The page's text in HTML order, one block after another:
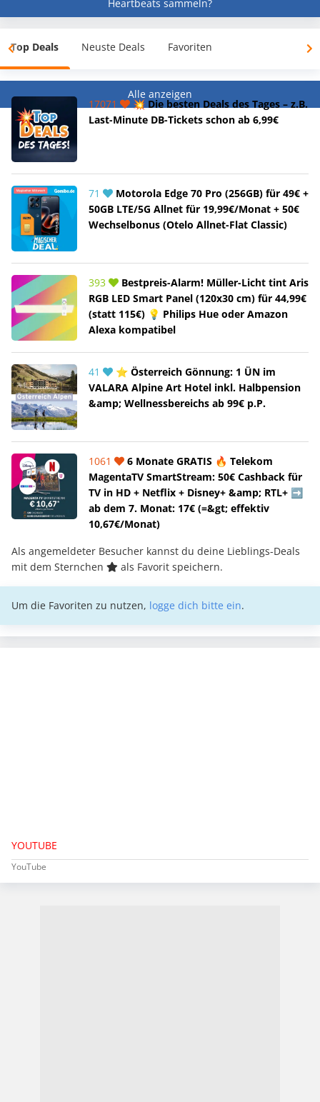
Heartbeats sammeln?
Top Deals Neuste Deals Favoriten
Alle anzeigen
17071
💥 Die besten Deals des Tages – z.B.
Last-Minute DB-Tickets schon ab 6,99€
71
Motorola Edge 70 Pro (256GB) für 49€ +
50GB LTE/5G Allnet für 19,99€/Monat + 50€
Wechselbonus (Otelo Allnet-Flat Classic)
393
Bestpreis-Alarm! Müller-Licht tint Aris
RGB LED Smart Panel (120x30 cm) für 44,99€
(statt 115€) 💡 Philips Hue oder Amazon
Alexa kompatibel
41
⭐ Österreich Gönnung: 1 ÜN im
VALARA Alpine Art Hotel inkl. Halbpension
&amp; Wellnessbereichs ab 99€ p.P.
1061
6 Monate GRATIS 🔥 Telekom
MagentaTV SmartStream: 50€ Cashback für
TV in HD + Netflix + Disney+ &amp; RTL+ ➡️
ab dem 7. Monat: 17€ (=&gt; effektiv
10,67€/Monat)
Als angemeldeter Besucher kannst du deine Lieblings-Deals
mit dem Sternchen
als Favorit speichern.
Um die Favoriten zu nutzen, logge dich bitte ein.
YOUTUBE
YouTube